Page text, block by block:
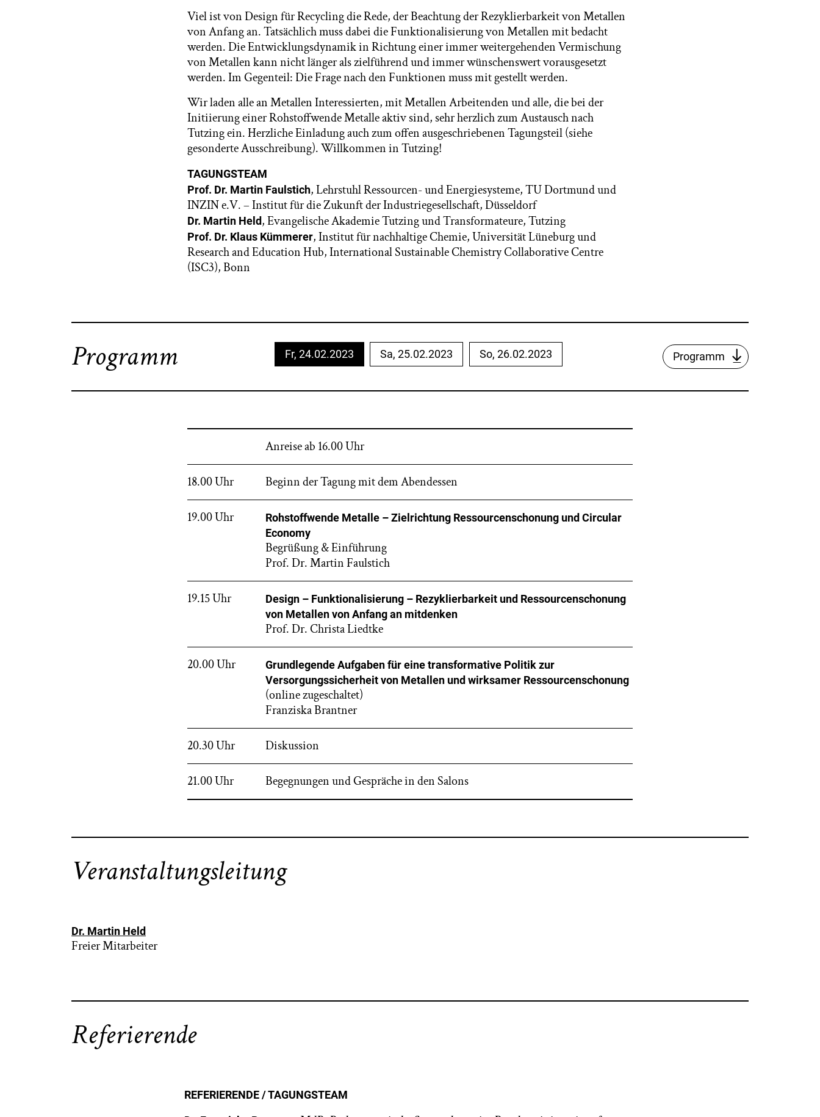
Viel ist von Design für Recycling die Rede, der Beachtung der Rezyklierbarkeit von Metallen
von Anfang an. Tatsächlich muss dabei die Funktionalisierung von Metallen mit bedacht
werden. Die Entwicklungsdynamik in Richtung einer immer weitergehenden Vermischung
von Metallen kann nicht länger als zielführend und immer wünschenswert vorausgesetzt
werden. Im Gegenteil: Die Frage nach den Funktionen muss mit gestellt werden.
Wir laden alle an Metallen Interessierten, mit Metallen Arbeitenden und alle, die bei der
Initiierung einer Rohstoffwende Metalle aktiv sind, sehr herzlich zum Austausch nach
Tutzing ein. Herzliche Einladung auch zum offen ausgeschriebenen Tagungsteil (siehe
gesonderte Ausschreibung). Willkommen in Tutzing!
TAGUNGSTEAM
Prof. Dr. Martin Faulstich, Lehrstuhl Ressourcen- und Energiesysteme, TU Dortmund und
INZIN e.V. – Institut für die Zukunft der Industriegesellschaft, Düsseldorf
Dr. Martin Held, Evangelische Akademie Tutzing und Transformateure, Tutzing
Prof. Dr. Klaus Kümmerer, Institut für nachhaltige Chemie, Universität Lüneburg und
Research and Education Hub, International Sustainable Chemistry Collaborative Centre
(ISC3), Bonn
Programm Fr, 24.02.2023 Sa, 25.02.2023 So, 26.02.2023 Programm
Anreise ab 16.00 Uhr
18.00 Uhr Beginn der Tagung mit dem Abendessen
19.00 Uhr
Rohstoffwende Metalle – Zielrichtung Ressourcenschonung und Circular
Economy
Begrüßung & Einführung
Prof. Dr. Martin Faulstich
19.15 Uhr
Design – Funktionalisierung – Rezyklierbarkeit und Ressourcenschonung
von Metallen von Anfang an mitdenken
Prof. Dr. Christa Liedtke
20.00 Uhr
Grundlegende Aufgaben für eine transformative Politik zur
Versorgungssicherheit von Metallen und wirksamer Ressourcenschonung
(online zugeschaltet)
Franziska Brantner
20.30 Uhr Diskussion
21.00 Uhr Begegnungen und Gespräche in den Salons
Veranstaltungsleitung
Dr. Martin Held
Freier Mitarbeiter
Referierende
REFERIERENDE / TAGUNGSTEAM